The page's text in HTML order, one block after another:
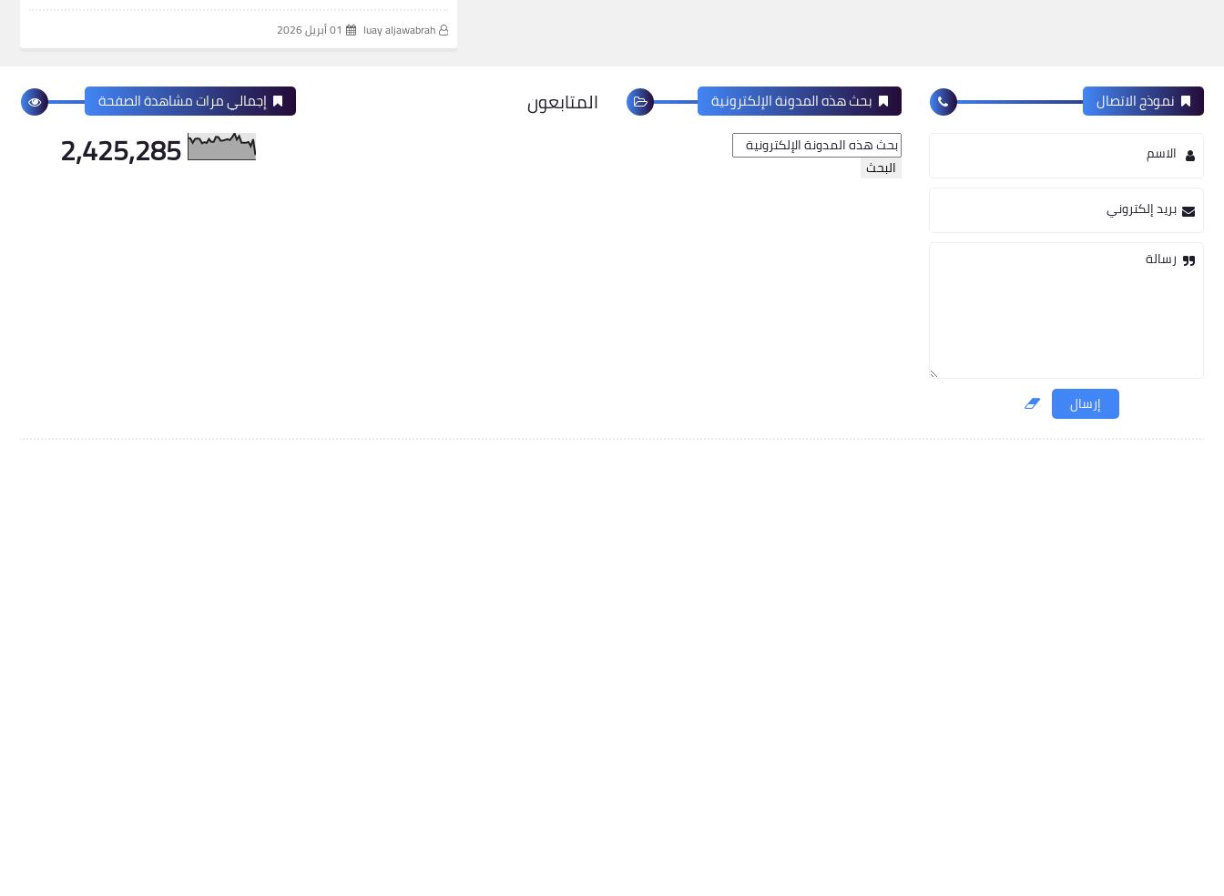
luay aljawabrah
01 أبريل 2026
نموذج الاتصال
الاسم
بريد إلكتروني
رسالة
بحث هذه المدونة الإلكترونية المتابعون إجمالي مرات مشاهدة الصفحة
2,425,285